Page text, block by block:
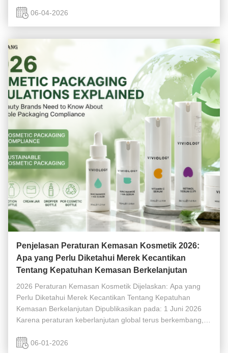
aluminium—telah terpengaru...
06-04-2026
Penjelasan Peraturan Kemasan Kosmetik 2026:
Apa yang Perlu Diketahui Merek Kecantikan
Tentang Kepatuhan Kemasan Berkelanjutan
2026 Peraturan Kemasan Kosmetik Dijelaskan: Apa yang
Perlu Diketahui Merek Kecantikan Tentang Kepatuhan
Kemasan Berkelanjutan Dipublikasikan pada: 1 Juni 2026
Karena peraturan keberlanjutan global terus berkembang,
untuk merek kecantikan, ...
06-01-2026